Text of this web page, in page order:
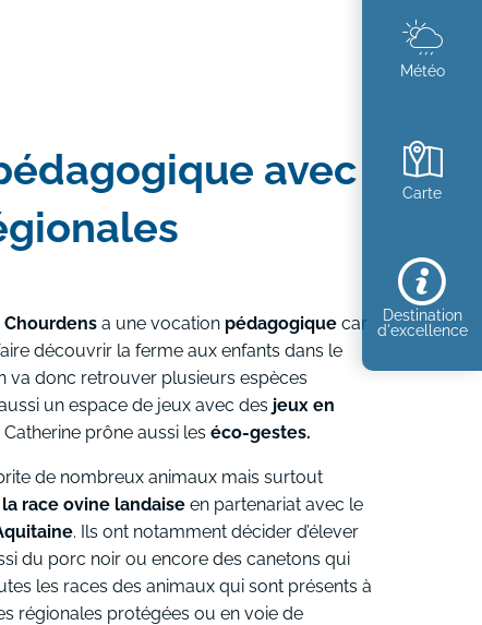
Météo
Carte
Destination
d'excellence
avec
a une vocation pédagogique car
découvrir la ferme aux enfants dans le
va donc retrouver plusieurs espèces
un espace de jeux avec des jeux en
Catherine prône aussi les éco-gestes.
de nombreux animaux mais surtout
race ovine landaise en partenariat avec le
. Ils ont notamment décider d’élever
du porc noir ou encore des canetons qui
les races des animaux qui sont présents à
régionales protégées ou en voie de